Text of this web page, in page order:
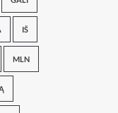
IŠ
MLN